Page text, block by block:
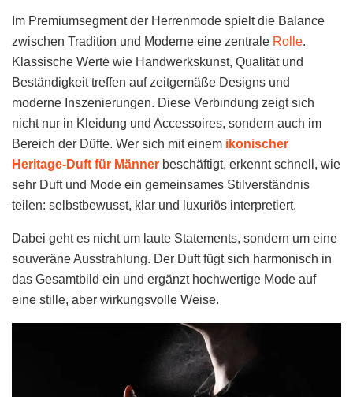
Im Premiumsegment der Herrenmode spielt die Balance
zwischen Tradition und Moderne eine zentrale Rolle.
Klassische Werte wie Handwerkskunst, Qualität und
Beständigkeit treffen auf zeitgemäße Designs und
moderne Inszenierungen. Diese Verbindung zeigt sich
nicht nur in Kleidung und Accessoires, sondern auch im
Bereich der Düfte. Wer sich mit einem ikonischer
Heritage-Duft für Männer beschäftigt, erkennt schnell, wie
sehr Duft und Mode ein gemeinsames Stilverständnis
teilen: selbstbewusst, klar und luxuriös interpretiert.
Dabei geht es nicht um laute Statements, sondern um eine
souveräne Ausstrahlung. Der Duft fügt sich harmonisch in
das Gesamtbild ein und ergänzt hochwertige Mode auf
eine stille, aber wirkungsvolle Weise.